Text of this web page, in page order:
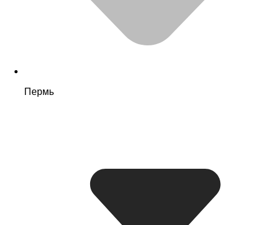
Пермь